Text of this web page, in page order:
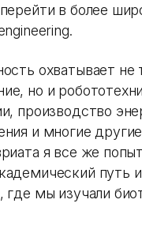
в более
охватывает не
но и
производство
и многие
я все же
путь
где мы изучали